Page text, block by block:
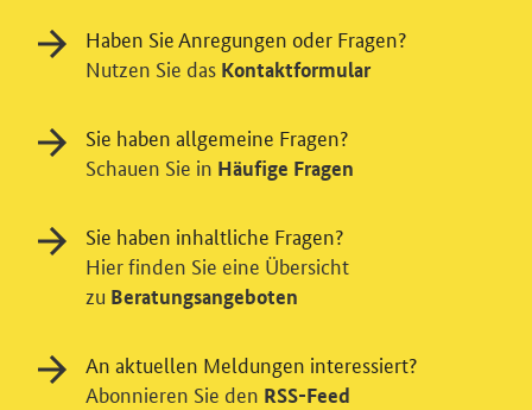
Haben Sie Anregungen oder Fragen?
Nutzen Sie das Kontaktformular
Sie haben allgemeine Fragen?
Schauen Sie in Häufige Fragen
Sie haben inhaltliche Fragen?
Hier finden Sie eine Übersicht
zu Beratungsangeboten
An aktuellen Meldungen interessiert?
Abonnieren Sie den RSS-Feed